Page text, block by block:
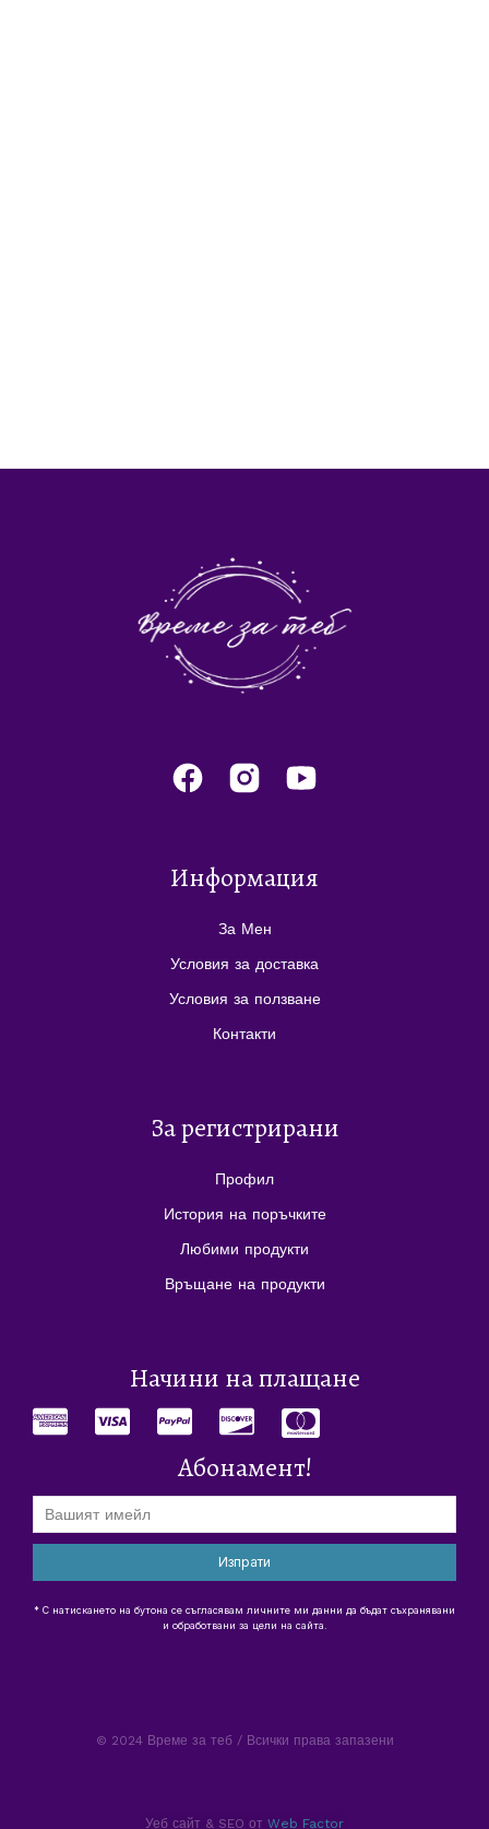
Информация
За Мен
Условия за доставка
Условия за ползване
Контакти
За регистрирани
Профил
История на поръчките
Любими продукти
Връщане на продукти
Начини на плащане
Абонамент!
Изпрати
* С натискането на бутона се съгласявам личните ми данни да бъдат съхранявани
и обработвани за цели на сайта.
© 2024 Време за теб / Всички права запазени
Уеб сайт & SEO от Web Factor